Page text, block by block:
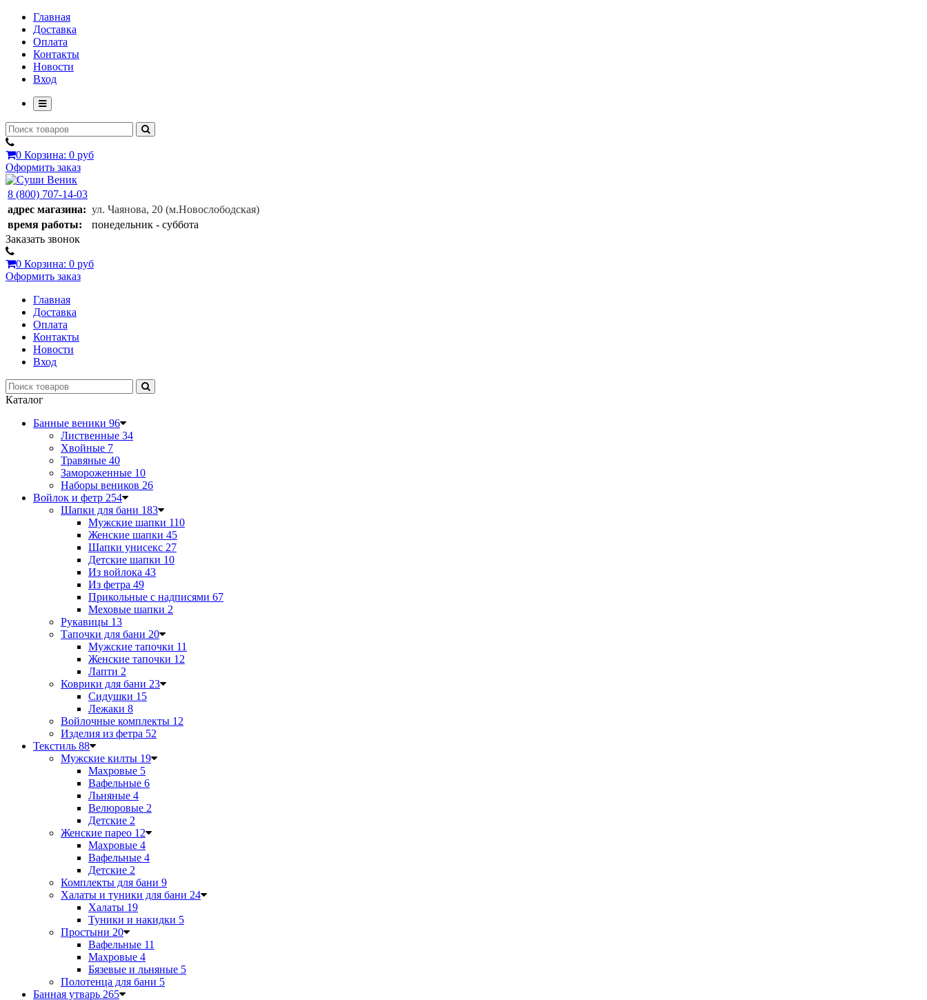
Главная
Доставка
Оплата
Контакты
Новости
Вход
0 Корзина: 0 руб
Оформить заказ
8 (800) 707-14-03
адрес магазина: ул. Чаянова, 20 (м.Новослободская)
время работы:
понедельник - суббота
Заказать звонок
0 Корзина: 0 руб
Оформить заказ
Главная
Доставка
Оплата
Контакты
Новости
Вход
Каталог
Банные веники 96
Лиственные 34
Хвойные 7
Травяные 40
Замороженные 10
Наборы веников 26
Войлок и фетр 254
Шапки для бани 183
Мужские шапки 110
Женские шапки 45
Шапки унисекс 27
Детские шапки 10
Из войлока 43
Из фетра 49
Прикольные с надписями 67
Меховые шапки 2
Рукавицы 13
Тапочки для бани 20
Мужские тапочки 11
Женские тапочки 12
Лапти 2
Коврики для бани 23
Сидушки 15
Лежаки 8
Войлочные комплекты 12
Изделия из фетра 52
Текстиль 88
Мужские килты 19
Махровые 5
Вафельные 6
Льняные 4
Велюровые 2
Детские 2
Женские парео 12
Махровые 4
Вафельные 4
Детские 2
Комплекты для бани 9
Халаты и туники для бани 24
Халаты 19
Туники и накидки 5
Простыни 20
Вафельные 11
Махровые 4
Бязевые и льняные 5
Полотенца для бани 5
Банная утварь 265